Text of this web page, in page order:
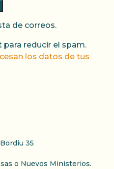
de correos.
reducir el spam.
los datos de tus
35
o Nuevos Ministerios.